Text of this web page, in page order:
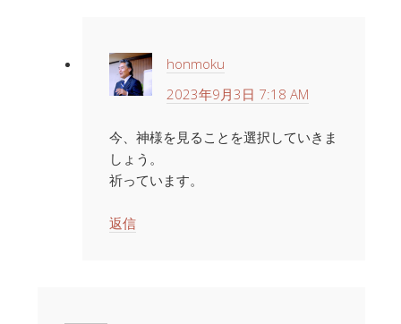
honmoku
2023年9月3日 7:18 AM
今、神様を見ることを選択していきま
しょう。
祈っています。
返信